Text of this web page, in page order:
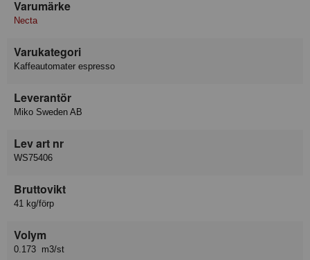
Varumärke
Necta
Varukategori
Kaffeautomater espresso
Leverantör
Miko Sweden AB
Lev art nr
WS75406
Bruttovikt
41 kg/förp
Volym
0.173 m3/st